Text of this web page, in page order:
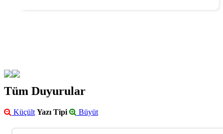
Tüm Duyurular
Küçült Yazı Tipi Büyüt